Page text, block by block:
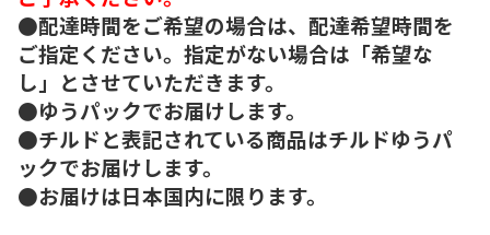
●配達時間をご希望の場合は、配達希望時間を
ご指定ください。指定がない場合は「希望な
し」とさせていただきます。
●ゆうパックでお届けします。
●チルドと表記されている商品はチルドゆうパ
ックでお届けします。
●お届けは日本国内に限ります。